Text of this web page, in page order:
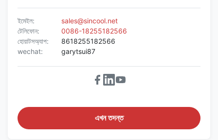
ইমেইল:
sales@sincool.net
টেলিফোন:
0086-18255182566
হোয়াটসঅ্যাপ:
8618255182566
wechat:
garytsui87
এখন তদন্ত